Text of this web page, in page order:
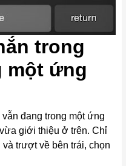
trong
một ứng
đang trong một ứng
giới thiệu ở trên. Chỉ
trượt về bên trái, chọn